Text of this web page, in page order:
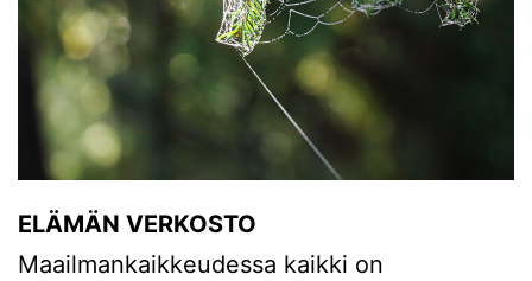
ELÄMÄN VERKOSTO
Maailmankaikkeudessa kaikki on